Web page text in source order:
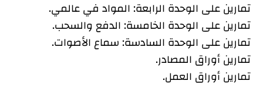
تمارين على الوحدة الرابعة: المواد في عالمي.
تمارين على الوحدة الخامسة: الدفع والسحب.
تمارين على الوحدة السادسة: سماع الأصوات.
تمارين أوراق المصادر.
تمارين أوراق العمل.